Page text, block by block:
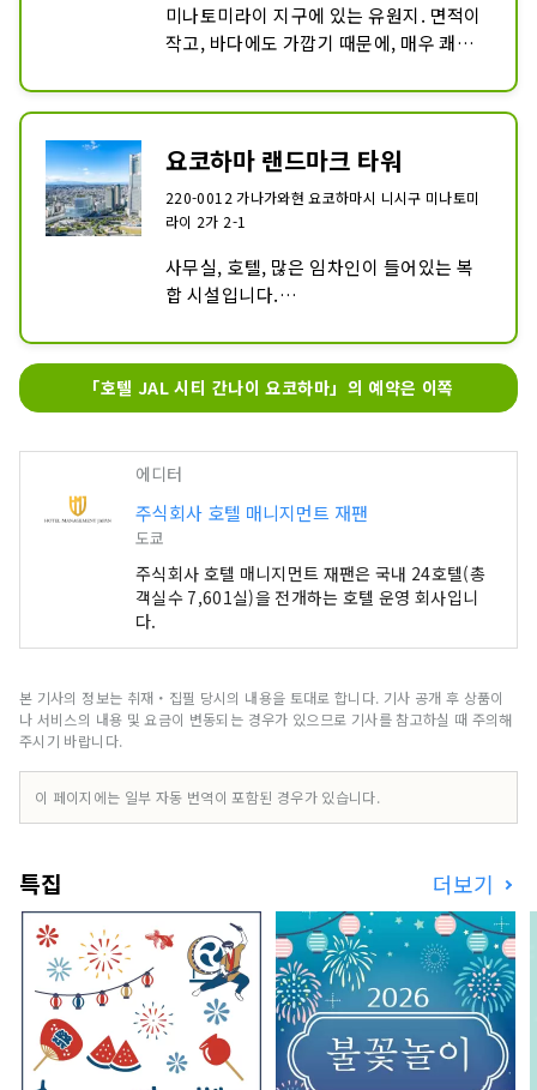
미나토미라이 지구에 있는 유원지. 면적이
작고, 바다에도 가깝기 때문에, 매우 쾌적
관람차에서는 바다와 베이 브릿지를 볼 수
많은 어트랙션이 있기 때문에 어린이와 함
께 즐길 수 있는 시설입니다.
요코하마 랜드마크 타워
220-0012 가나가와현 요코하마시 니시구 미나토미
라이 2가 2-1
사무실, 호텔, 많은 임차인이 들어있는 복
합 시설입니다.
장료는 1,000엔으로 야경을 중심으로 요
코하마의 아름다운 전망을 감상할 수 있습
니다.
실입니다.
「호텔 JAL 시티 간나이 요코하마」의 예약은 이쪽
에디터
주식회사 호텔 매니지먼트 재팬
도쿄
주식회사 호텔 매니지먼트 재팬은 국내 24호텔(총
객실수 7,601실)을 전개하는 호텔 운영 회사입니
다.
본 기사의 정보는 취재・집필 당시의 내용을 토대로 합니다. 기사 공개 후 상품이
나 서비스의 내용 및 요금이 변동되는 경우가 있으므로 기사를 참고하실 때 주의해
주시기 바랍니다.
이 페이지에는 일부 자동 번역이 포함된 경우가 있습니다.
특집 더보기